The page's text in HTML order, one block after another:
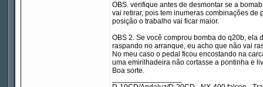
OBS. verifique antes de desmontar se a
vai retirar, pois tem inumeras combinações
posição o trabalho vai ficar maior.
OBS 2. Se você comprou bomba do q20b, ela
raspando no arranque, eu acho que não vai
No meu caso o pedal ficou encostando na
uma emirilhadeira não cortasse a pontinha e
Boa sorte.